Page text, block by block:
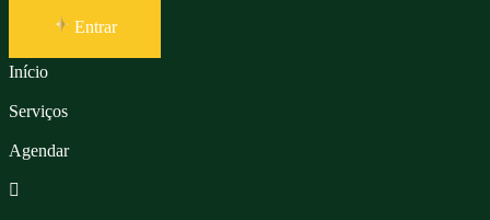
Entrar
Início
Serviços
Agendar